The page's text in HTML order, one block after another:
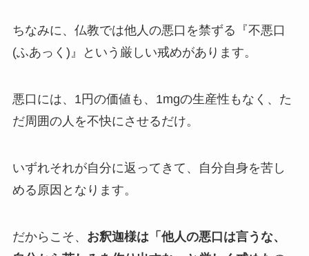
ちなみに、仏教では他人の悪口を禁ずる『不悪口
(ふあっく)』という厳しい戒めがあります。
悪口には、1円の価値も、1mgの生産性もなく、た
だ周囲の人を不快にさせるだけ。
いずれそれが自分に返ってきて、自分自身を苦し
める原因となります。
だからこそ、 お釈迦様は「他人の悪口は言うな、